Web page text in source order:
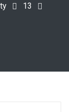
13